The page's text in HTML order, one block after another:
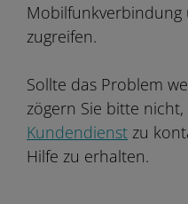
Mobilfunkverbindung
zugreifen.
Sollte das Problem
zögern Sie bitte
Kundendienst zu
Hilfe zu erhalten.